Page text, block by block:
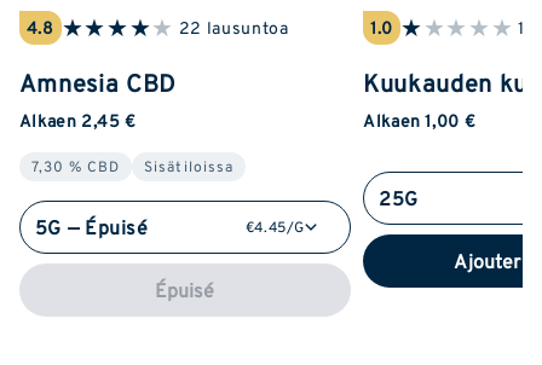
4.8 ★★★★★ 22 lausuntoa
Amnesia CBD
Alkaen 2,45 €
7,30 % CBD Sisätiloissa
5G — Épuisé €4.45/G
Épuisé
1.0 ★★★★★ 1
Kuukauden
Alkaen 1,00 €
25G
Ajouter